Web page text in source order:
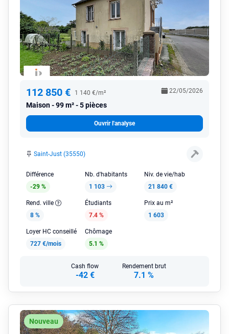
112 850 € 1 140 €/m²
Maison 99 m² - 5 pièces
22/05/2026
Ouvrir l'analyse
Saint-Just (35550)
Différence
-29 %
Nb. d'habitants
1 103
Niv. de vie/hab
21 840 €
Rend. ville
8 %
Étudiants
7.4 %
Prix au m²
1 603
Loyer HC conseillé
727 €/mois
Chômage
5.1 %
Cash flow
-42 €
Rendement brut
7.1 %
Nouveau